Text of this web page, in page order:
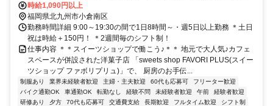
時給1,090円以上
福岡県北九州市小倉南区
勤務時間詳細 9:00～19:30の間で1日8時間～・週5日以上勤務 ＊土日
祝は時給＋150円！ ＊2週間毎のシフト制！
仕事内容 ＊＊スイーツショップで働こう♪＊＊ 地元で大人気♪カフェ
スペースが併設された洋菓子店 「sweets shop FAVORI PLUS(スイー
ツショップ ファボリプリュ)」で、 厨房のお手伝...
制服あり 業界未経験者歓迎 主婦・主夫歓迎 60代も応募可
フリーター歓迎
バイク通勤OK
車通勤OK 転勤なし 経験不問 未経験者歓迎 午前
経験者歓迎
研修あり
夕方 70代も応募可 交通費支給 長期歓迎 フルタイム歓迎
シフト制